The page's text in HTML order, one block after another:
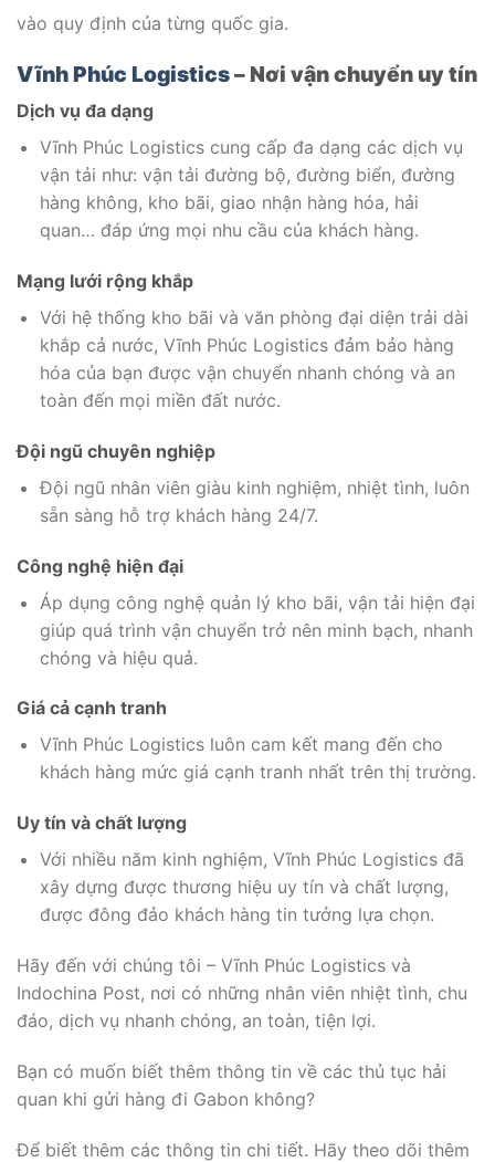
vào quy định của từng quốc gia.
Vĩnh Phúc Logistics– Nơi vận chuyển uy tín
Dịch vụ đa dạng
Vĩnh Phúc Logistics cung cấp đa dạng các dịch vụ
vận tải như: vận tải đường bộ, đường biển, đường
hàng không, kho bãi, giao nhận hàng hóa, hải
quan… đáp ứng mọi nhu cầu của khách hàng.
Mạng lưới rộng khắp
Với hệ thống kho bãi và văn phòng đại diện trải dài
khắp cả nước, Vĩnh Phúc Logistics đảm bảo hàng
hóa của bạn được vận chuyển nhanh chóng và an
toàn đến mọi miền đất nước.
Đội ngũ chuyên nghiệp
Đội ngũ nhân viên giàu kinh nghiệm, nhiệt tình, luôn
sẵn sàng hỗ trợ khách hàng 24/7.
Công nghệ hiện đại
Áp dụng công nghệ quản lý kho bãi, vận tải hiện đại
giúp quá trình vận chuyển trở nên minh bạch, nhanh
chóng và hiệu quả.
Giá cả cạnh tranh
Vĩnh Phúc Logistics luôn cam kết mang đến cho
khách hàng mức giá cạnh tranh nhất trên thị trường.
Uy tín và chất lượng
Với nhiều năm kinh nghiệm, Vĩnh Phúc Logistics đã
xây dựng được thương hiệu uy tín và chất lượng,
được đông đảo khách hàng tin tưởng lựa chọn.
Hãy đến với chúng tôi – Vĩnh Phúc Logistics và
Indochina Post, nơi có những nhân viên nhiệt tình, chu
đáo, dịch vụ nhanh chóng, an toàn, tiện lợi.
Bạn có muốn biết thêm thông tin về các thủ tục hải
quan khi gửi hàng đi Gabon không?
Để biết thêm các thông tin chi tiết. Hãy theo dõi thêm